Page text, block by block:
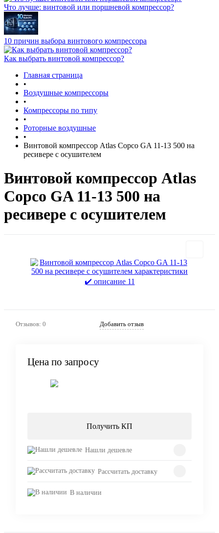
Что лучше: винтовой или поршневой компрессор?
10 причин выбора винтового компрессора
Как выбрать винтовой компрессор?
Главная страница
•
Воздушные компрессоры
•
Компрессоры по типу
•
Роторные воздушные
•
Винтовой компрессор Atlas Copco GA 11-13 500 на
ресивере с осушителем
Винтовой компрессор Atlas
Copco GA 11-13 500 на
ресивере с осушителем
Отзывов: 0 Добавить отзыв
Цена по запросу
Получить КП
Нашли дешевле
Рассчитать доставку
В наличии